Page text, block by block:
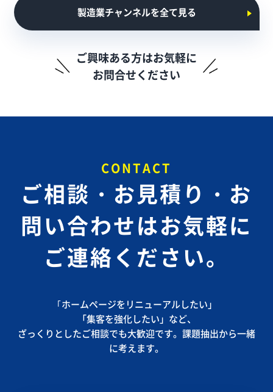
製造業チャンネルを全て見る
ご興味ある方はお気軽に
お問合せください
CONTACT
ご相談・お見積り・お
問い合わせはお気軽に
ご連絡ください。
｢ホームページをリニューアルしたい」
「集客を強化したい」など、
ざっくりとしたご相談でも大歓迎です。課題抽出から一緒
に考えます。